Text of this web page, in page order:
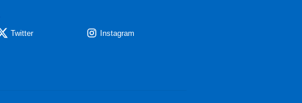
Twitter
Instagram